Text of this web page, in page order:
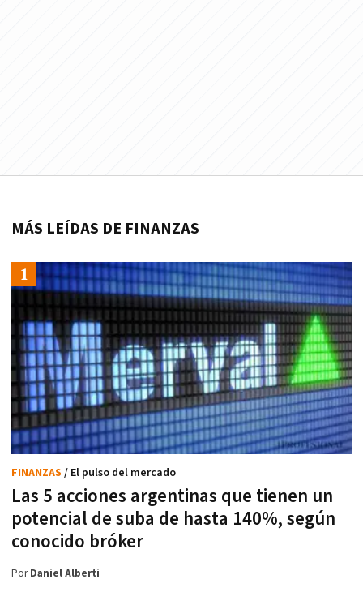
MÁS LEÍDAS DE FINANZAS
Las 5 acciones argentinas que tienen un
potencial de suba de hasta 140%, según
conocido bróker
FINANZAS / El pulso del mercado
PorDaniel Alberti